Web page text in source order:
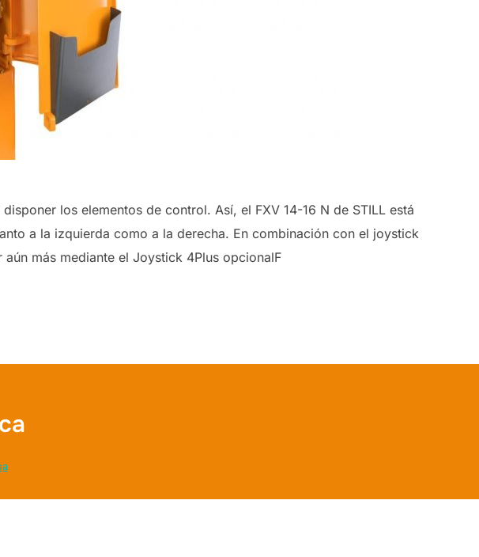
los elementos de control. Así, el FXV 14-16 N de STILL está
a la izquierda como a la derecha. En combinación con el joystick
más mediante el Joystick 4Plus opcionalF